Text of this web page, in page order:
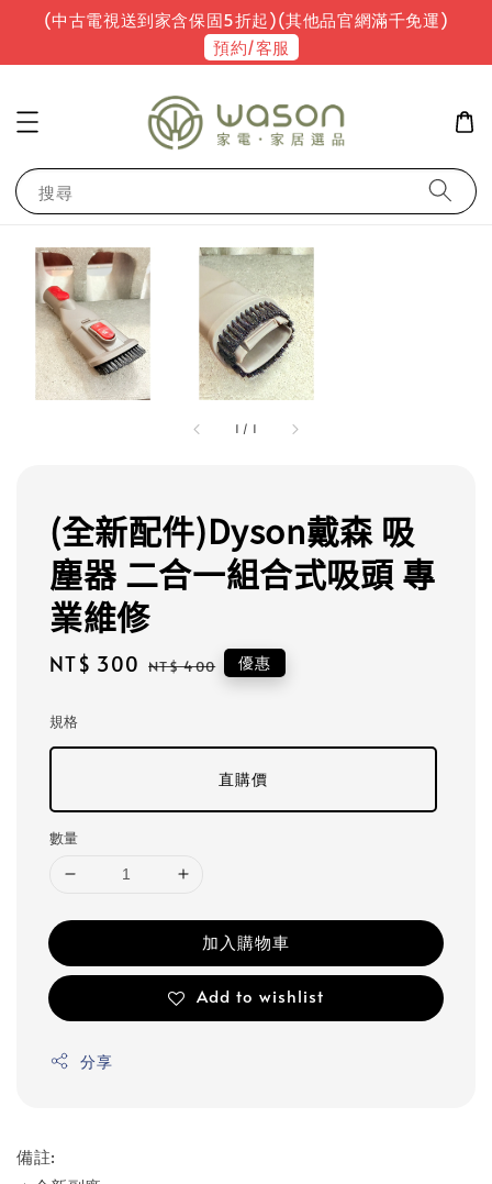
(中古電視送到家含保固5折起)(其他品官網滿千免運)
預約/客服
搜尋
1 / 1
(全新配件)Dyson戴森 吸
塵器 二合一組合式吸頭 專
業維修
Sale
NT$ 300 Regular
NT$ 400 優惠
規格
直購價
數量
加入購物車
Add to wishlist
分享
備註: